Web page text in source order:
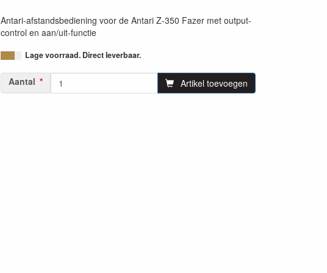
Antari-afstandsbediening voor de Antari Z-350 Fazer met output-
control en aan/uit-functie
Lage voorraad. Direct leverbaar.
Aantal Artikel toevoegen